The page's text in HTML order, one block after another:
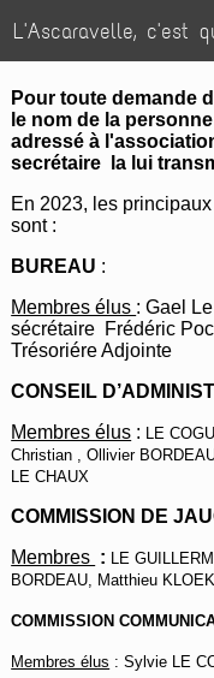
L'Ascaravelle, c'est
Pour toute demande
le nom de la
adressé à
secrétaire la lui
En 2023, les
sont :
BUREAU :
Membres élus : Gael
sécrétaire Frédéric
Trésoriére Adjointe
CONSEIL
Membres élus : LE
Christian , Ollivier
LE CHAUX
COMMISSION DE
Membres : LE
BORDEAU, Matthieu
COMMISSION
Membres élus : Sylvie LE